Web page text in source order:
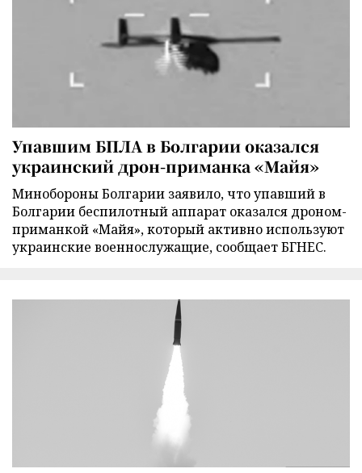
Упавшим БПЛА в Болгарии оказался
украинский дрон-приманка «Майя»
Минобороны Болгарии заявило, что упавший в
Болгарии беспилотный аппарат оказался дроном-
приманкой «Майя», который активно используют
украинские военнослужащие, сообщает БГНЕС.